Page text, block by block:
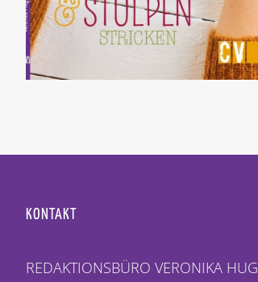
KONTAKT
REDAKTIONSBÜRO VERONIKA HUG